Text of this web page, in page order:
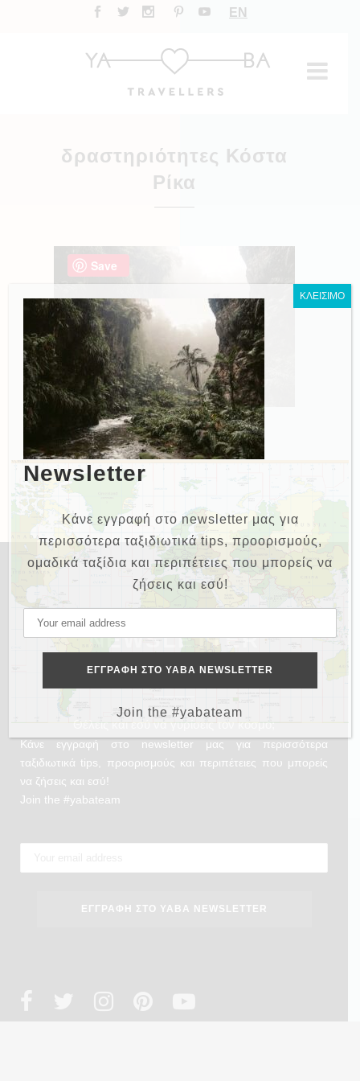
EN
δραστηριότητες Κόστα
Ρίκα
NEWSLETTER
Θέλεις και εσύ να γυρίσεις τον κόσμο;
Κάνε εγγραφή στο newsletter μας για περισσότερα
ταξιδιωτικά tips, προορισμούς και περιπέτειες που μπορείς
να ζήσεις και εσύ!
Join the #yabateam
Newsletter
Κάνε εγγραφή στο newsletter μας για
περισσότερα ταξιδιωτικά tips, προορισμούς,
ομαδικά ταξίδια και περιπέτειες που μπορείς να
ζήσεις και εσύ!
Join the #yabateam
ΚΛΕΙΣΙΜΟ
Save